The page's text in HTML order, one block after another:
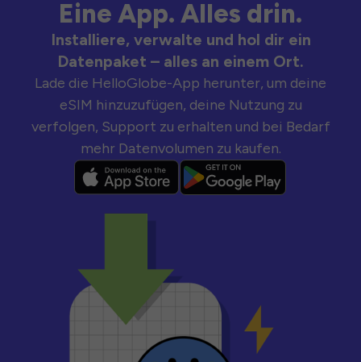
Eine App. Alles drin.
Installiere, verwalte und hol dir ein
Datenpaket – alles an einem Ort.
Lade die HelloGlobe-App herunter, um deine
eSIM hinzuzufügen, deine Nutzung zu
verfolgen, Support zu erhalten und bei Bedarf
mehr Datenvolumen zu kaufen.